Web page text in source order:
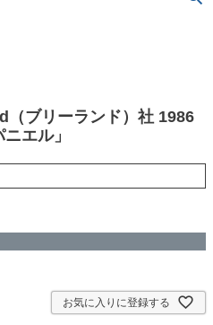
ブリーランド）社 1986
エル」
お気に入りに登録する